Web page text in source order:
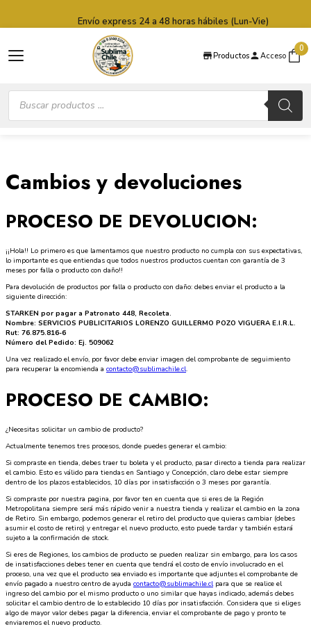
Productos Acceso
0
Búsqueda
productos
Envío express 24 a 48 horas hábiles (Lun-Vie)
Cambios y devoluciones
PROCESO DE DEVOLUCION:
¡¡Hola!! Lo primero es que lamentamos que nuestro producto no cumpla con sus expectativas,
lo importante es que entiendas que todos nuestros productos cuentan con garantía de 3
meses por falla o producto con daño!!
Para devolución de productos por falla o producto con daño: debes enviar el producto a la
siguiente dirección:
STARKEN por pagar a Patronato 448, Recoleta.
Nombre: SERVICIOS PUBLICITARIOS LORENZO GUILLERMO POZO VIGUERA E.I.R.L.
Rut: 76.875.816-6
Número del Pedido: Ej. 509062
Una vez realizado el envío, por favor debe enviar imagen del comprobante de seguimiento
para recuperar la encomienda a contacto@sublimachile.cl.
PROCESO DE CAMBIO:
¿Necesitas solicitar un cambio de producto?
Actualmente tenemos tres procesos, donde puedes generar el cambio:
Si compraste en tienda, debes traer tu boleta y el producto, pasar directo a tienda para realizar
el cambio. Esto es válido para tiendas en Santiago y Concepción, claro debe estar siempre
dentro de los plazos establecidos, 10 días por insatisfacción o 3 meses por garantía.
Si compraste por nuestra pagina, por favor ten en cuenta que si eres de la Región
Metropolitana siempre será más rápido venir a nuestra tienda y realizar el cambio en la zona
de Retiro. Sin embargo, podemos generar el retiro del producto que quieras cambiar (debes
asumir el costo de retiro) y entregar el nuevo producto, esto puede tardar y también estará
sujeto a la confirmación de stock.
Si eres de Regiones, los cambios de producto se pueden realizar sin embargo, para los casos
de insatisfacciones debes tener en cuenta que tendrá el costo de envío involucrado en el
proceso, una vez que el producto sea enviado es importante que adjuntes el comprobante de
envío pagado a nuestro centro de ayuda contacto@sublimachile.clpara que se realice el
ingreso del cambio por el mismo producto o uno similar que hayas indicado, además debes
solicitar el cambio dentro de lo establecido 10 días por insatisfacción. Considera que si eliges
algo de mayor valor debes pagar la diferencia, enviar el comprobante de pago y pronto te
enviaremos el nuevo producto.